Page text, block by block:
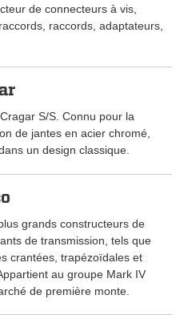
de connecteurs à vis,
raccords, adaptateurs,
S/S. Connu pour la
de jantes en acier chromé,
un design classique.
grands constructeurs de
de transmission, tels que
crantées, trapézoïdales et
au groupe Mark IV
de première monte.